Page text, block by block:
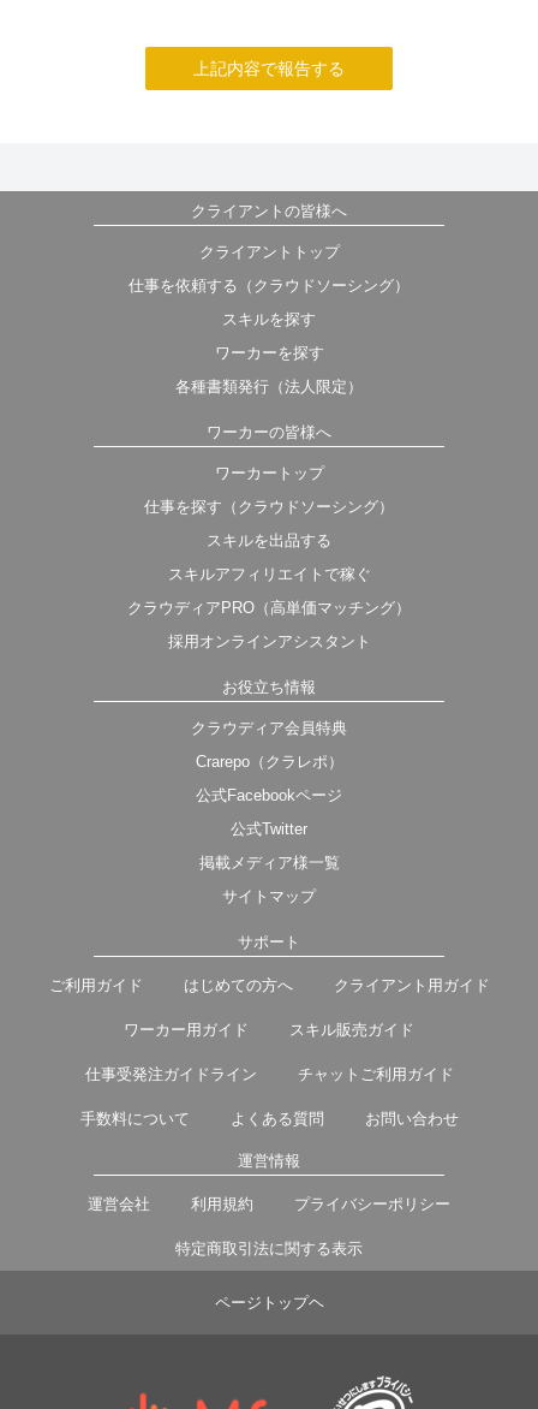
上記内容で報告する
クライアントの皆様へ
クライアントトップ
仕事を依頼する（クラウドソーシング）
スキルを探す
ワーカーを探す
各種書類発行（法人限定）
ワーカーの皆様へ
ワーカートップ
仕事を探す（クラウドソーシング）
スキルを出品する
スキルアフィリエイトで稼ぐ
クラウディアPRO（高単価マッチング）
採用オンラインアシスタント
お役立ち情報
クラウディア会員特典
Crarepo（クラレポ）
公式Facebookページ
公式Twitter
掲載メディア様一覧
サイトマップ
サポート
ご利用ガイド はじめての方へ クライアント用ガイド
ワーカー用ガイド スキル販売ガイド
仕事受発注ガイドライン チャットご利用ガイド
手数料について よくある質問 お問い合わせ
運営情報
運営会社 利用規約 プライバシーポリシー
特定商取引法に関する表示
ページトップヘ